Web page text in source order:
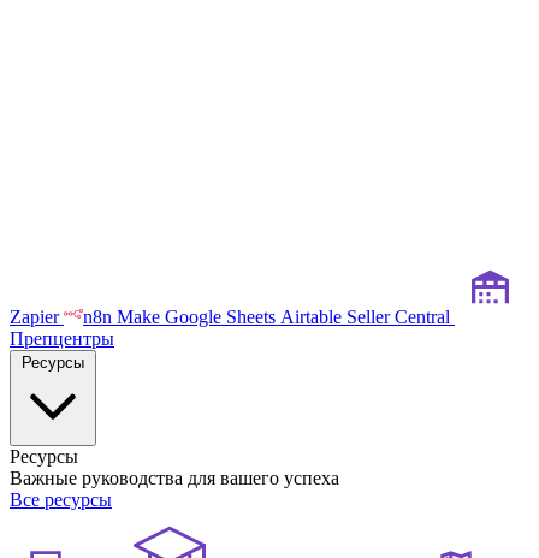
Zapier n8n Make Google Sheets Airtable Seller Central
Препцентры
Ресурсы
Важные руководства для вашего успеха
Все ресурсы